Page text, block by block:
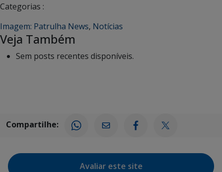
Categorias :
Imagem: Patrulha News, Notícias
Veja Também
Sem posts recentes disponíveis.
Compartilhe:
Avaliar este site